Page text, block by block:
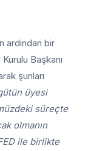
ardından bir
Başkanı
şunları
üyesi
süreçte
olmanın
ile birlikte